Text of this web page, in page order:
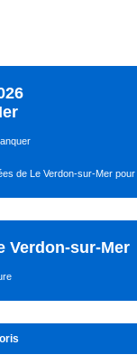
de Le Verdon-sur-Mer pour
Verdon-sur-Mer